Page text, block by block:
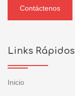
Contáctenos
Links Rápidos
Inicio